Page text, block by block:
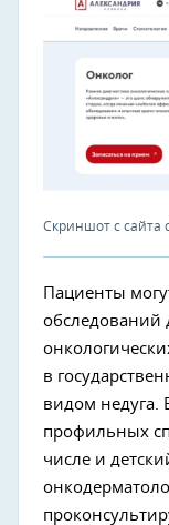
Скриншот с сайта
Пациенты
обследований
в
видом недуга.
профильных
числе и